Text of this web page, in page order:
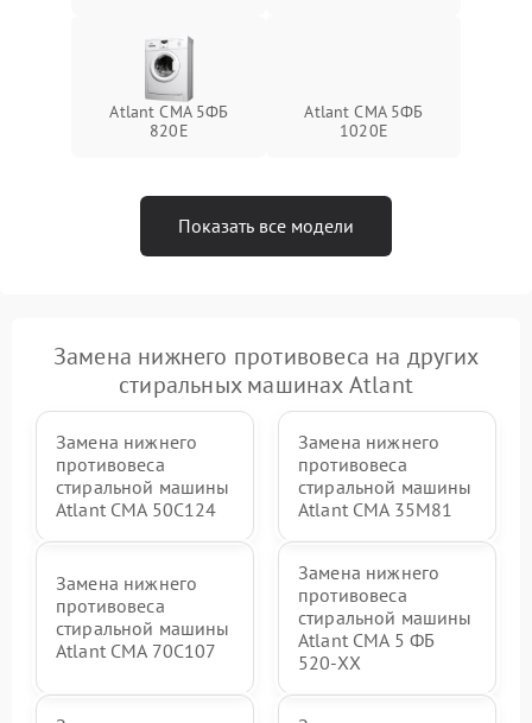
Atlant СМА 5ФБ
820Е
Atlant СМА 5ФБ
1020Е
Показать все модели
Замена нижнего противовеса на других
стиральных машинах Atlant
Замена нижнего
противовеса
стиральной машины
Atlant СМА 50С124
Замена нижнего
противовеса
стиральной машины
Atlant СМА 35М81
Замена нижнего
противовеса
стиральной машины
Atlant СМА 70C107
Замена нижнего
противовеса
стиральной машины
Atlant СМА 5 ФБ
520-ХХ